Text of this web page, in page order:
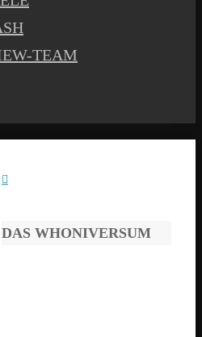
TEAM
DAS WHONIVERSUM